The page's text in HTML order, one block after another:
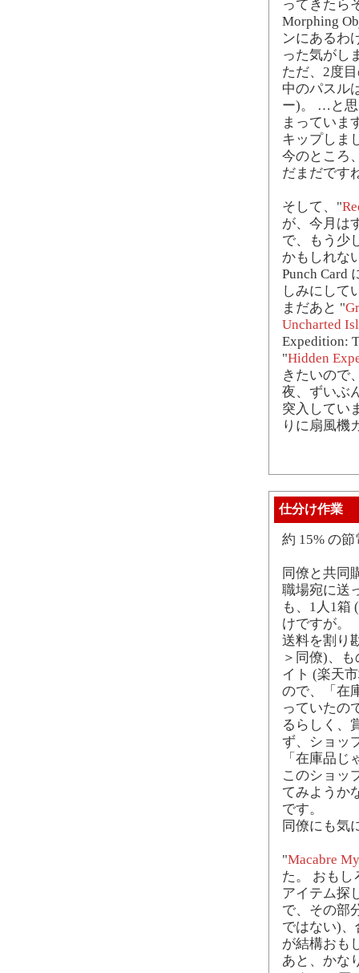
ってきたら
Morphing
ンにあるわ
った気がし
ただ、2度
中のパスル
ー)。 …と思
まっていま
キップしま
今のところ
だまだです
そして、"
が、今月は
で、もう少
かもしれな
Punch Card
しみにして
まだあと "
Uncharted
Expedition:
"Hidden
きたいので
夜、ずいぶ
突入してい
りに扇風機
仕分け作業
約 15% の
同僚と共同
職場宛に送
も、1人1箱
けですが。
送料を割り
＞同僚)、
イト (楽天
ので、「在
っていたの
るらしく、
ず、ショッ
「在庫品
このショッ
てみようか
です。
同僚にも気
"Macabre
た。 おもし
アイテム探
で、その部
ではない)
が結構おも
あと、かな